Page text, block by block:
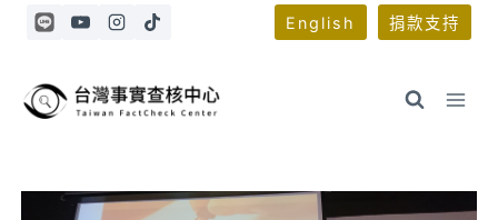
Skip
English 捐款支持